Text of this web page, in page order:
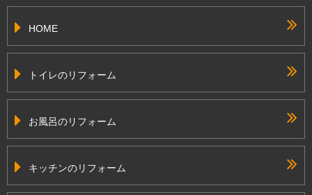
HOME
トイレのリフォーム
お風呂のリフォーム
キッチンのリフォーム